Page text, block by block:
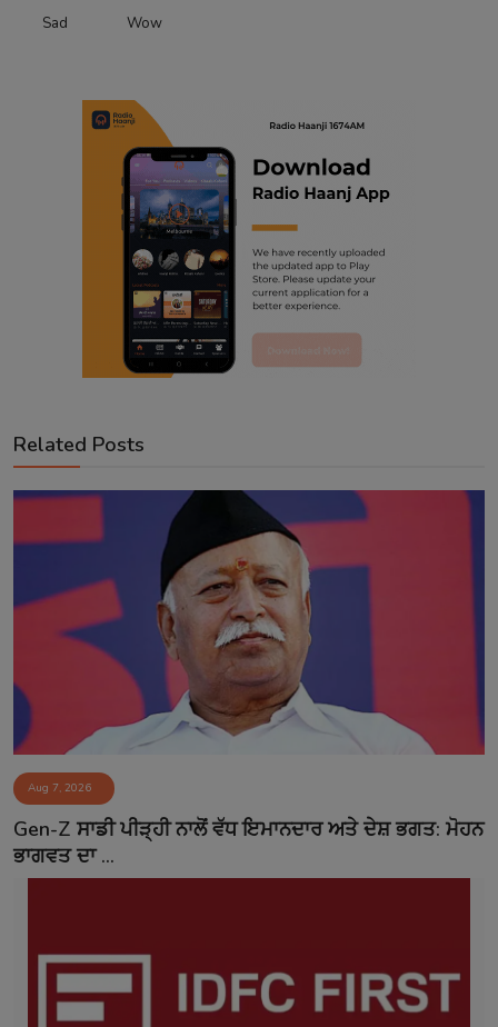
Sad Wow
Related Posts
Aug 7, 2026
Gen-Z ਸਾਡੀ ਪੀੜ੍ਹੀ ਨਾਲੋਂ ਵੱਧ ਇਮਾਨਦਾਰ ਅਤੇ ਦੇਸ਼ ਭਗਤ: ਮੋਹਨ
ਭਾਗਵਤ ਦਾ ...